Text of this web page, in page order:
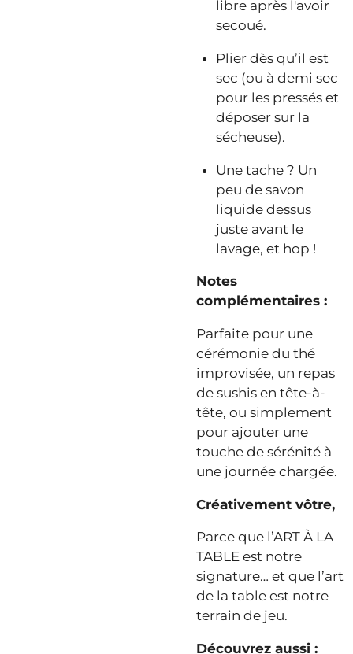
libre après l'avoir
secoué.
Plier dès qu’il est
sec (ou à demi sec
pour les pressés et
déposer sur la
sécheuse).
Une tache ? Un
peu de savon
liquide dessus
juste avant le
lavage, et hop !
Notes
complémentaires :
Parfaite pour une
cérémonie du thé
improvisée, un repas
de sushis en tête-à-
tête, ou simplement
pour ajouter une
touche de sérénité à
une journée chargée.
Créativement vôtre,
Parce que l’ART À LA
TABLE est notre
signature… et que l’art
de la table est notre
terrain de jeu.
Découvrez aussi :